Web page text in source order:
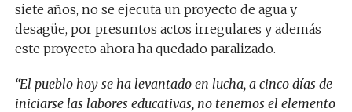
siete años, no se ejecuta un proyecto de agua y
desagüe, por presuntos actos irregulares y además
este proyecto ahora ha quedado paralizado.
“El pueblo hoy se ha levantado en lucha, a cinco días de
iniciarse las labores educativas, no tenemos el elemento